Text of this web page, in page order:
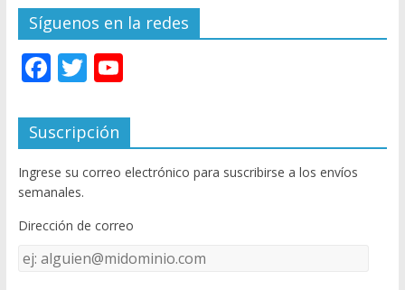
Síguenos en la redes
F
e
b
o
o
k
T
itt
er
Y
u
T
u
e
C
Suscripción
Ingrese su correo electrónico para suscribirse a los envíos
semanales.
Dirección de correo
Dirección
de